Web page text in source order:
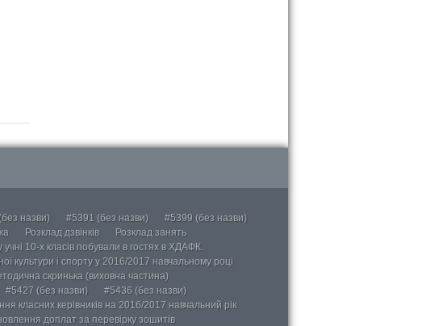
назви) #5391 (без назви)
#5399 (без назви)
Розклад дзвінків
Розклад занять
10-х класів побували в гостях в ХДАФК.
культури і спорту у 2016/2017 навчальному році
скринька (виховна частина)
#5427 (без назви)
#5436 (без назви)
класних керівників на 2016/2017 навчальний рік
доплат за перевірку зошитів